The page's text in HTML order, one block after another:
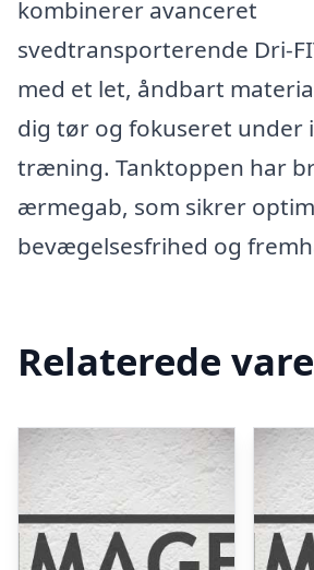
kombinerer avanceret
svedtransporterende Dri-
med et let, åndbart
dig tør og fokuseret under
træning. Tanktoppen har
ærmegab, som sikrer
bevægelsesfrihed og
Relaterede